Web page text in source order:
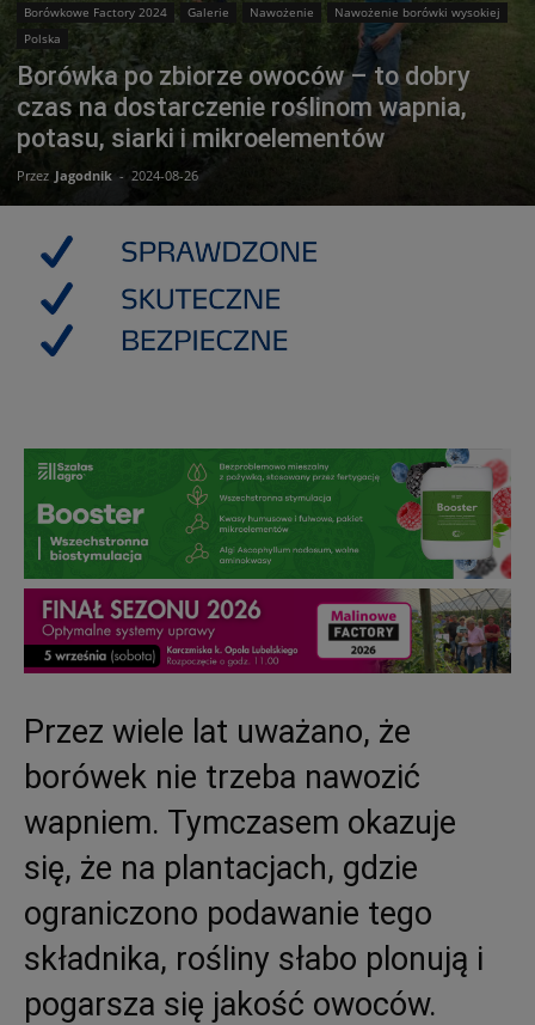
Borówkowe Factory 2024 Galerie Nawożenie
Nawożenie borówki wysokiej
Polska
Borówka po zbiorze owoców – to dobry
czas na dostarczenie roślinom wapnia,
potasu, siarki i mikroelementów
Przez Jagodnik - 2024-08-26
Przez wiele lat uważano, że
borówek nie trzeba nawozić
wapniem. Tymczasem okazuje
się, że na plantacjach, gdzie
ograniczono podawanie tego
składnika, rośliny słabo plonują i
pogarsza się jakość owoców.